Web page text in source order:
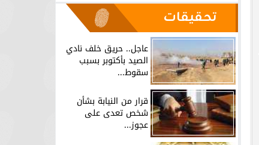
تحقيقات
عاجل.. حريق خلف نادي
الصيد بأكتوبر بسبب
سقوط...
قرار من النيابة بشأن
شخص تعدى على
عجوز...